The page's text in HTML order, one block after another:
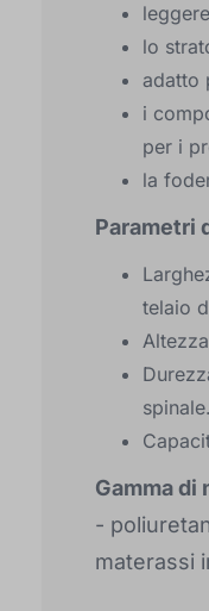
lo
adatto
i
per i
la
Parametri
telaio
spinale.
Gamma di
-
materassi